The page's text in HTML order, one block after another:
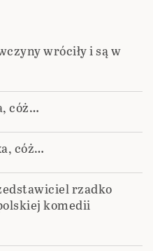
wróciły i są w
cóż…
cóż…
rzadko
komedii